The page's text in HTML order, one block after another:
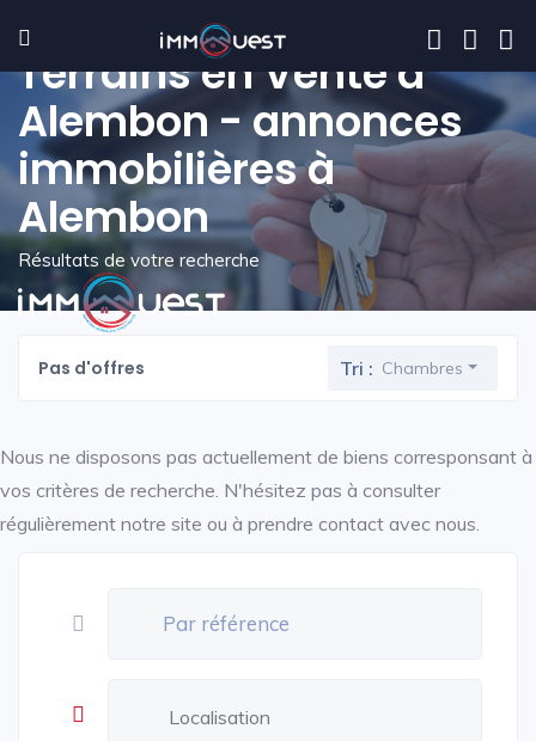
Terrains en Vente à
Alembon - annonces
immobilières à
Alembon
Résultats de votre recherche
Pas d'offres Tri : Chambres
Nous ne disposons pas actuellement de biens corresponsant à
vos critères de recherche. N'hésitez pas à consulter
régulièrement notre site ou à prendre contact avec nous.